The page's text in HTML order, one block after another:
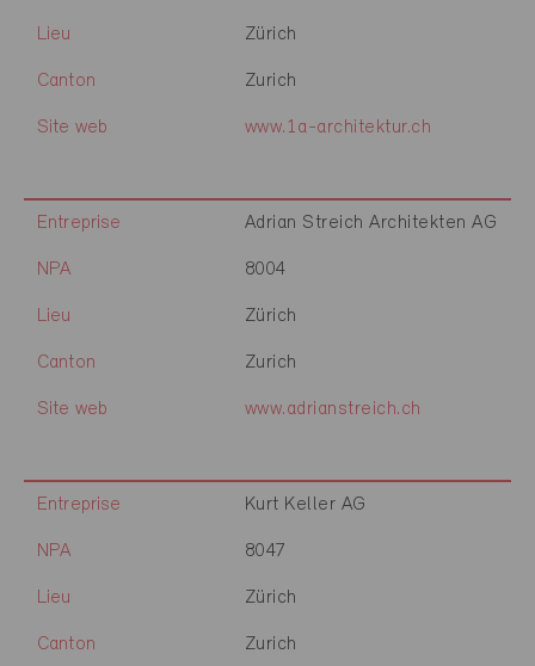
Lieu Zürich
Canton Zurich
Site web www.1a-architektur.ch
Entreprise Adrian Streich Architekten AG
NPA 8004
Lieu Zürich
Canton Zurich
Site web www.adrianstreich.ch
Entreprise Kurt Keller AG
NPA 8047
Lieu Zürich
Canton Zurich